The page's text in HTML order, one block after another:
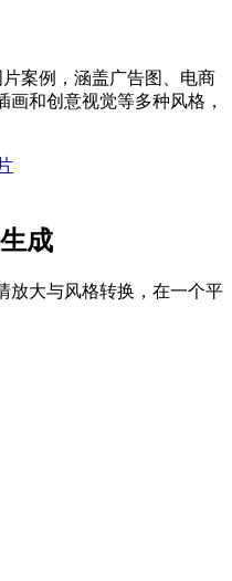
案例，涵盖广告图、电商
和创意视觉等多种风格，
成
放大与风格转换，在一个平